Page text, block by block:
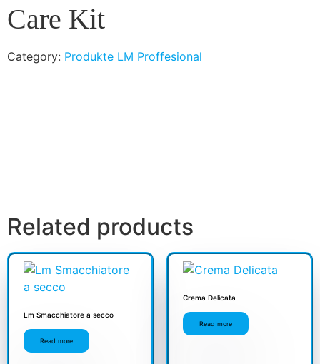
Care Kit
Category: Produkte LM Proffesional
Related products
Lm Smacchiatore a secco
Read more
Crema Delicata
Read more